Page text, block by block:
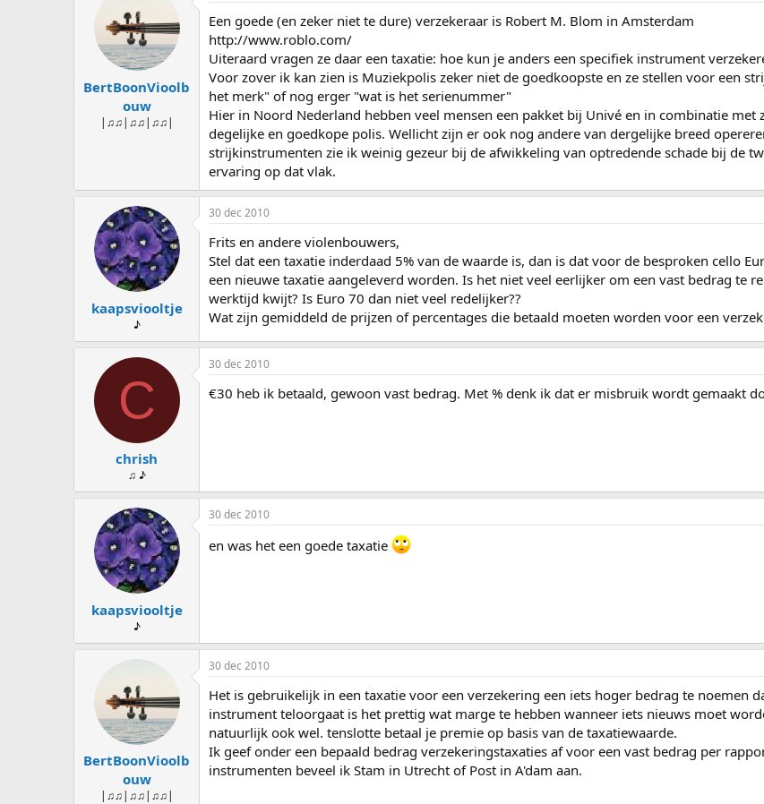
BertBoonVioolb
ouw
|♫♫|♫♫|♫♫|
Een goede (en zeker niet te dure) verzekeraar is Robert M. Blom in Amsterdam
http://www.roblo.com/
Uiteraard vragen ze daar een taxatie: hoe kun je anders een specifiek instrument
Voor zover ik kan zien is Muziekpolis zeker niet de goedkoopste en ze stellen voor een
het merk" of nog erger "wat is het serienummer"
Hier in Noord Nederland hebben veel mensen een pakket bij Univé en in combinatie
degelijke en goedkope polis. Wellicht zijn er ook nog andere van dergelijke breed
strijkinstrumenten zie ik weinig gezeur bij de afwikkeling van optredende schade bij de
ervaring op dat vlak.
kaapsviooltje
♪
30 dec 2010
Frits en andere violenbouwers,
Stel dat een taxatie inderdaad 5% van de waarde is, dan is dat voor de besproken cello
een nieuwe taxatie aangeleverd worden. Is het niet veel eerlijker om een vast bedrag te
werktijd kwijt? Is Euro 70 dan niet veel redelijker??
Wat zijn gemiddeld de prijzen of percentages die betaald moeten worden voor een
C
chrish
♫ ♪
30 dec 2010
€30 heb ik betaald, gewoon vast bedrag. Met % denk ik dat er misbruik wordt gemaakt
kaapsviooltje
♪
30 dec 2010
en was het een goede taxatie
BertBoonVioolb
ouw
|♫♫|♫♫|♫♫|
30 dec 2010
Het is gebruikelijk in een taxatie voor een verzekering een iets hoger bedrag te noemen
instrument teloorgaat is het prettig wat marge te hebben wanneer iets nieuws moet
natuurlijk ook wel. tenslotte betaal je premie op basis van de taxatiewaarde.
Ik geef onder een bepaald bedrag verzekeringstaxaties af voor een vast bedrag per
instrumenten beveel ik Stam in Utrecht of Post in A'dam aan.